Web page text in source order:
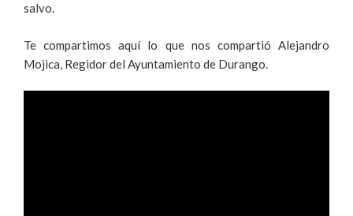
salvo.
Te compartimos aquí lo que nos compartió Alejandro
Mojica, Regidor del Ayuntamiento de Durango.